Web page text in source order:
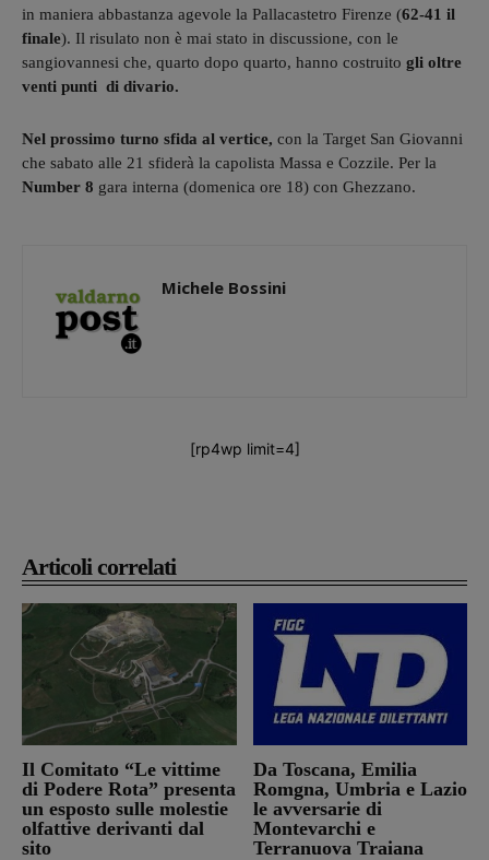
Articoli correlati
Il Comitato “Le vittime
di Podere Rota” presenta
un esposto sulle molestie
olfattive derivanti dal
sito
Da Toscana, Emilia
Romgna, Umbria e Lazio
le avversarie di
Montevarchi e
Terranuova Traiana
in maniera abbastanza agevole la Pallacastetro Firenze (62-41 il
finale). Il risulato non è mai stato in discussione, con le
sangiovannesi che, quarto dopo quarto, hanno costruito gli oltre
venti punti di divario.
Nel prossimo turno sfida al vertice, con la Target San Giovanni
che sabato alle 21 sfiderà la capolista Massa e Cozzile. Per la
Number 8 gara interna (domenica ore 18) con Ghezzano.
Michele Bossini
[rp4wp limit=4]